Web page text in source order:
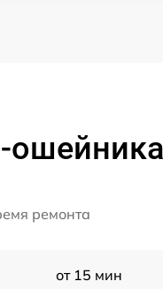
ремонта
от 15 мин